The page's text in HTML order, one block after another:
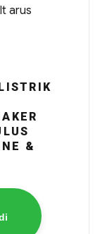
arus
&